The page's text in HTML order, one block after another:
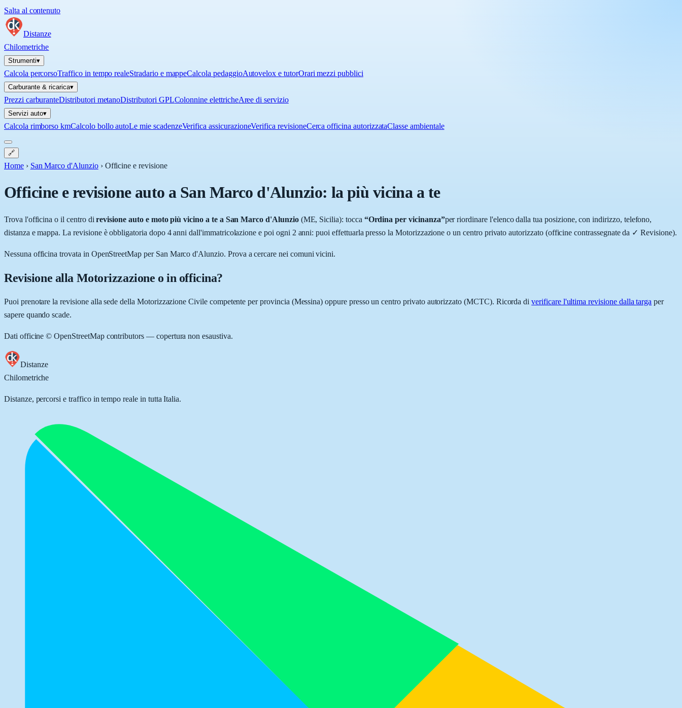
Salta al contenuto
Distanze
Chilometriche
Strumenti▾
Calcola percorsoTraffico in tempo realeStradario e mappeCalcola pedaggioAutovelox e tutorOrari mezzi pubblici
Carburante & ricarica▾
Prezzi carburanteDistributori metanoDistributori GPLColonnine elettricheAree di servizio
Servizi auto▾
Calcola rimborso kmCalcolo bollo autoLe mie scadenzeVerifica assicurazioneVerifica revisioneCerca officina autorizzataClasse ambientale
🔗
Home› San Marco d'Alunzio› Officine e revisione
Officine e revisione auto a San Marco d'Alunzio: la più vicina a te
Trova l'officina o il centro di revisione auto e moto più vicino a te a San Marco d'Alunzio(ME, Sicilia): tocca “Ordina per vicinanza”per riordinare l'elenco dalla tua posizione, con indirizzo, telefono,
distanza e mappa. La revisione è obbligatoria dopo 4 anni dall'immatricolazione e poi ogni 2 anni: puoi effettuarla presso la Motorizzazione o un centro privato autorizzato (officine contrassegnate da ✓ Revisione).
Nessuna officina trovata in OpenStreetMap per San Marco d'Alunzio. Prova a cercare nei comuni vicini.
Revisione alla Motorizzazione o in officina?
Puoi prenotare la revisione alla sede della Motorizzazione Civile competente per provincia (Messina) oppure presso un centro privato autorizzato (MCTC). Ricorda di verificare l'ultima revisione dalla targa per
sapere quando scade.
Dati officine © OpenStreetMap contributors — copertura non esaustiva.
Distanze
Chilometriche
Distanze, percorsi e traffico in tempo reale in tutta Italia.